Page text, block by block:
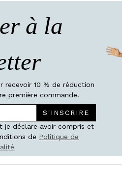
à la
recevoir 10 % de réduction
première commande.
S'INSCRIRE
je déclare avoir compris et
de Politique de